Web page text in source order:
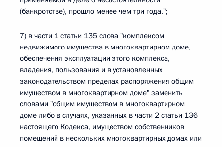
(банкротстве), прошло менее чем три года.";
7) в части 1 статьи 135 слова "комплексом
недвижимого имущества в многоквартирном доме,
обеспечения эксплуатации этого комплекса,
владения, пользования и в установленных
законодательством пределах распоряжения общим
имуществом в многоквартирном доме" заменить
словами "общим имуществом в многоквартирном
доме либо в случаях, указанных в части 2 статьи 136
настоящего Кодекса, имуществом собственников
помещений в нескольких многоквартирных домах или